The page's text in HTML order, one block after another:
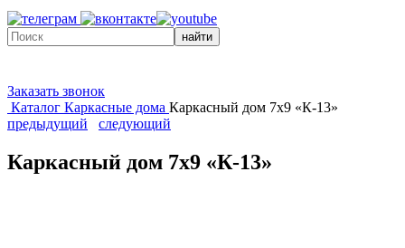
найти
Заказать звонок
Каталог Каркасные дома Каркасный дом 7х9 «К-13»
предыдущий
следующий
Каркасный дом 7х9 «К-13»